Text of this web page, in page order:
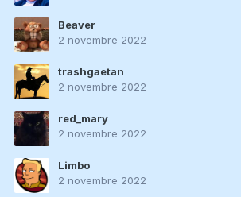
Beaver
2 novembre 2022
trashgaetan
2 novembre 2022
red_mary
2 novembre 2022
Limbo
2 novembre 2022